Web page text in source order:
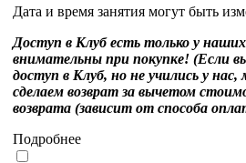
Дата и время занятия могут быть
Доступ в Клуб есть только у
внимательны при покупке! (Если
доступ в Клуб, но не учились у
сделаем возврат за вычетом
возврата (зависит от способа
Подробнее